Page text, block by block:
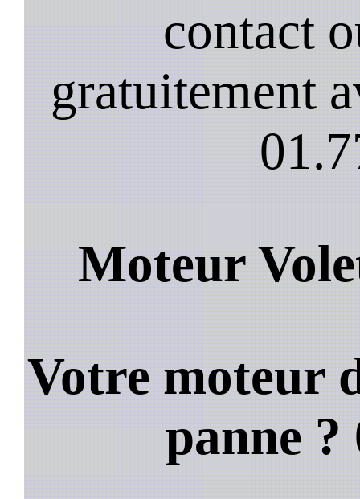
contact
gratuitement
Moteur
Votre moteur
panne ?